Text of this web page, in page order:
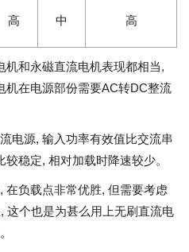
高 中 高
机和永磁直流电机表现都相当,
机在电源部份需要AC转DC整流
电源, 输入功率有效值比交流串
稳定, 相对加载时降速较少。
在负载点非常优胜, 但需要考虑
这个也是为甚么用上无刷直流电